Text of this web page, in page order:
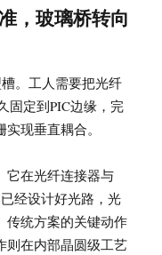
，玻璃桥转向
。工人需要把光纤
固定到PIC边缘，完
现垂直耦合。
它在光纤连接器与
经设计好光路，光
传统方案的关键动作
则在内部晶圆级工艺